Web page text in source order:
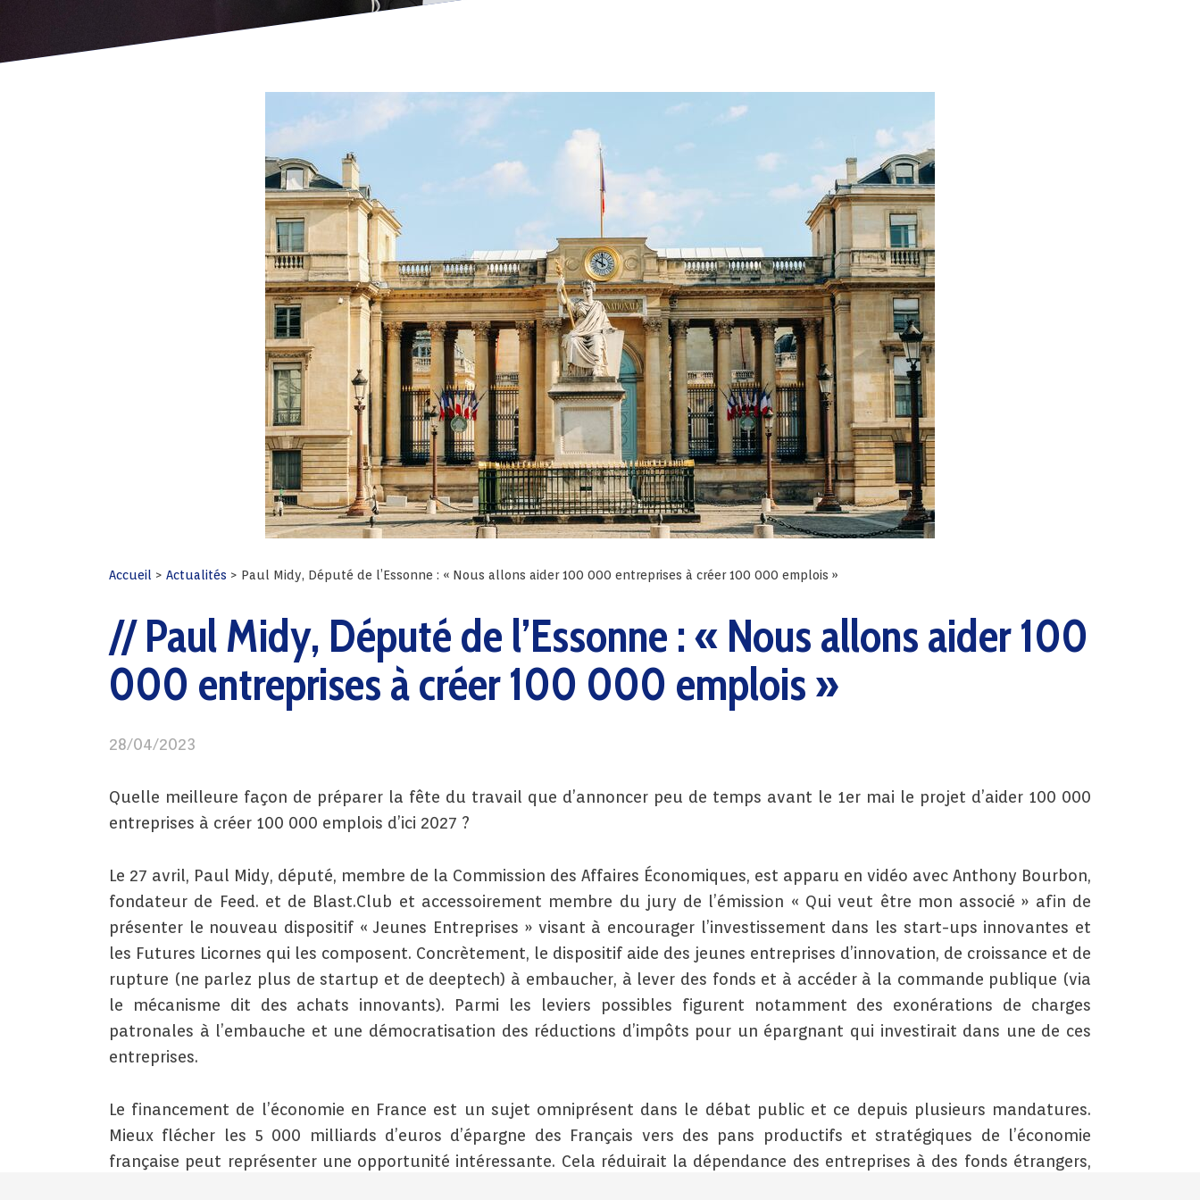
Accueil > Actualités > Paul Midy, Député de l’Essonne : « Nous allons aider 100 000 entreprises à créer 100 000 emplois »
Paul Midy, Député de l’Essonne : « Nous allons aider 100
000 entreprises à créer 100 000 emplois »
28/04/2023
Quelle meilleure façon de préparer la fête du travail que d’annoncer peu de temps avant le 1er mai le projet d’aider 100 000
entreprises à créer 100 000 emplois d’ici 2027 ?
Le 27 avril, Paul Midy, député, membre de la Commission des Affaires Économiques, est apparu en vidéo avec Anthony Bourbon,
fondateur de Feed. et de Blast.Club et accessoirement membre du jury de l’émission « Qui veut être mon associé » afin de
présenter le nouveau dispositif « Jeunes Entreprises » visant à encourager l’investissement dans les start-ups innovantes et
les Futures Licornes qui les composent. Concrètement, le dispositif aide des jeunes entreprises d’innovation, de croissance et de
rupture (ne parlez plus de startup et de deeptech) à embaucher, à lever des fonds et à accéder à la commande publique (via
le mécanisme dit des achats innovants). Parmi les leviers possibles figurent notamment des exonérations de charges
patronales à l’embauche et une démocratisation des réductions d’impôts pour un épargnant qui investirait dans une de ces
entreprises.
Le financement de l’économie en France est un sujet omniprésent dans le débat public et ce depuis plusieurs mandatures.
Mieux flécher les 5 000 milliards d’euros d’épargne des Français vers des pans productifs et stratégiques de l’économie
française peut représenter une opportunité intéressante. Cela réduirait la dépendance des entreprises à des fonds étrangers,